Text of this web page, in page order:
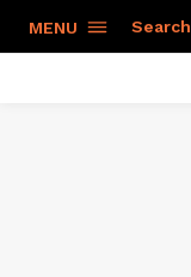
MENU Search